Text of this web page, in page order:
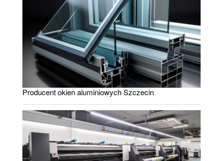
Producent okien aluminiowych Szczecin